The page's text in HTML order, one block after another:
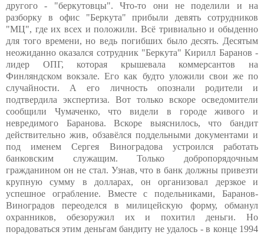
другого - "беркутовцы". Что-то они не поделили и на
разборку в офис "Беркута" прибыли девять сотрудников
"МЦ", где их всех и положили. Всё тривиально и обыденно
для того времени, но ведь погибших было десять. Десятым
неожиданно оказался сотрудник "Беркута" Кирилл Баранов -
лидер ОПГ, которая крышевала коммерсантов на
Финляндском вокзале. Его как будто уложили свои же по
случайности. А его личность опознали родители и
подтвердила экспертиза. Вот только вскоре осведомители
сообщили Чумаченко, что видели в городе живого и
невредимого Баранова. Вскоре выяснилось, что бандит
действительно жив, обзавёлся поддельными документами и
под именем Сергея Виноградова устроился работать
банковским служащим. Только добропорядочным
гражданином он не стал. Узнав, что в банк должны привезти
крупную сумму в долларах, он организовал дерзкое и
успешное ограбление. Вместе с подельниками, Баранов-
Виноградов переоделся в милицейскую форму, обманул
охранников, обезоружил их и похитил деньги. Но
порадоваться этим деньгам бандиту не удалось - в конце 1994